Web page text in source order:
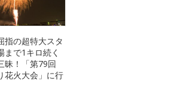
指の超特大スタ
まで1キロ続く
昧！「第79回
花火大会」に行